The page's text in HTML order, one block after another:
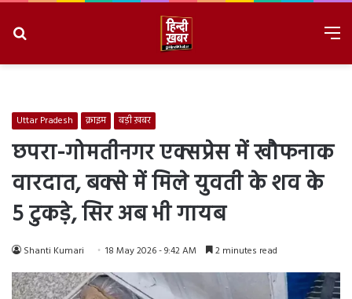
Uttar Pradesh क्राइम बड़ी ख़बर
छपरा-गोमतीनगर एक्सप्रेस में खौफनाक
वारदात, बक्से में मिले युवती के शव के
5 टुकड़े, सिर अब भी गायब
Shanti Kumari 18 May 2026 - 9:42 AM 2 minutes read